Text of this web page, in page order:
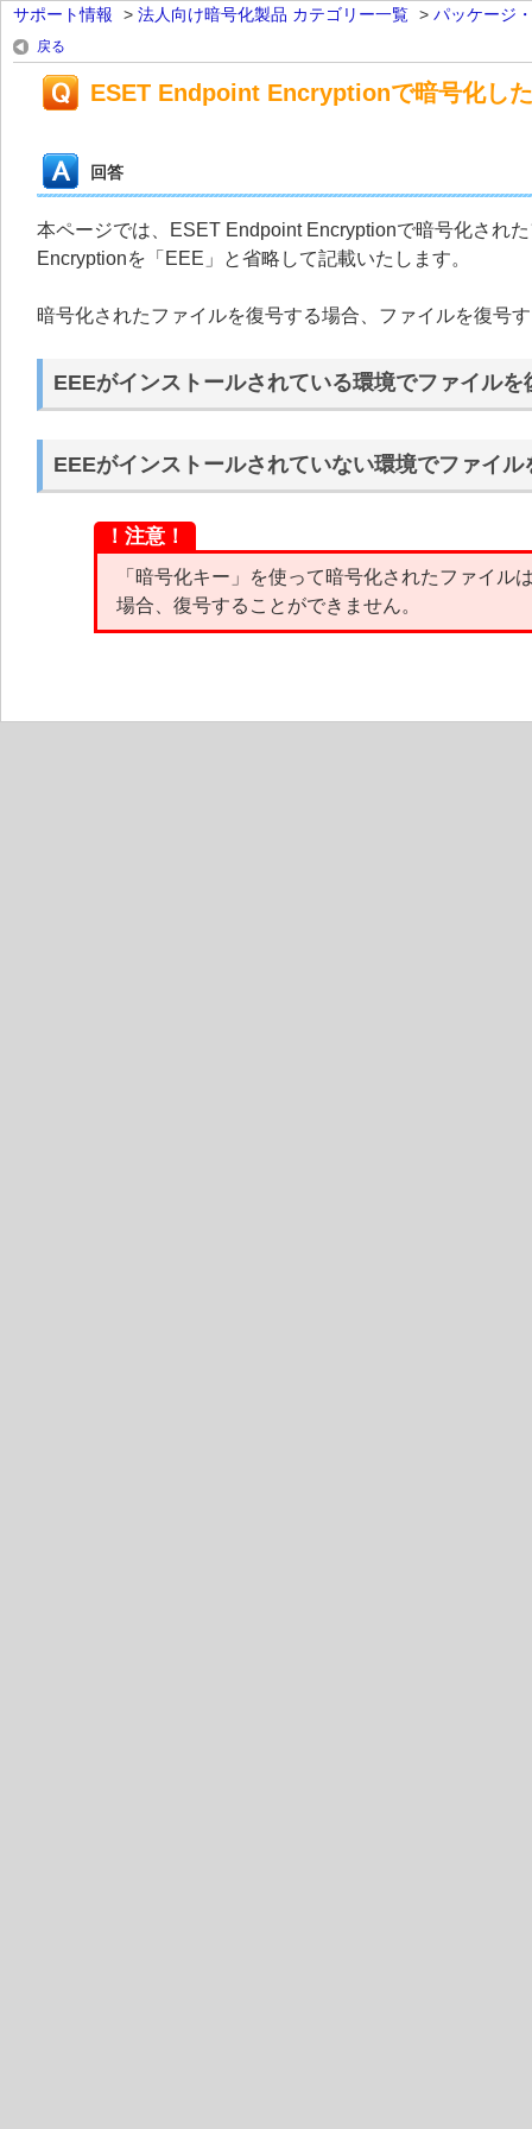
サポート情報 > 法人向け暗号化製品 カテゴリー一覧 > パッケージ
戻る
ESET Endpoint Encryptionで暗号化し
回答
本ページでは、ESET Endpoint Encryptionで暗号化され
Encryptionを「EEE」と省略して記載いたします。
暗号化されたファイルを復号する場合、ファイルを復号
EEEがインストールされている環境でファイルを
EEEがインストールされていない環境でファイル
！注意！
「暗号化キー」を使って暗号化されたファイ
場合、復号することができません。